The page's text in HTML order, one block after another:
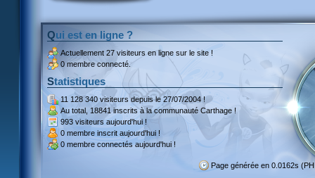
Qui est en ligne ?
Actuellement 27 visiteurs en ligne sur le site !
0 membre connecté.
Statistiques
11 128 340 visiteursdepuis le 27/07/2004 !
Au total, 18841 inscritsà la communauté Carthage !
993 visiteurs aujourd'hui !
0 membre inscrit aujourd'hui !
0 membre connectés aujourd'hui !
Page générée en 0.0162s